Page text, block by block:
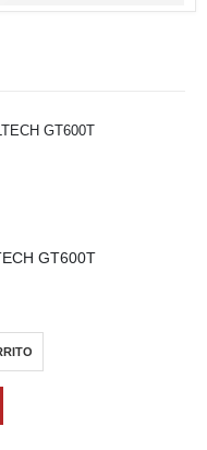
GT600T